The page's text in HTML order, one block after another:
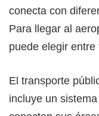
conecta con
Para llegar al
puede elegir
El transporte
incluye un